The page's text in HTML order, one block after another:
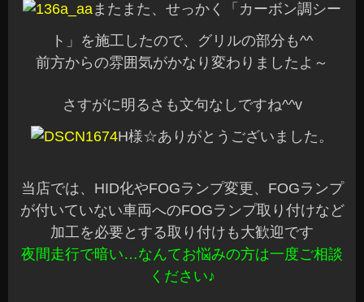
またまた、せっかく「カーボン調シー
ト」を施工したので、グリルの部分も^^
前方からの雰囲気がかなり変わりましたよ～
さすがに明るさも文句なしですね^^v
H様☆ありがとうございました。
当店では、HID化やFOGランプ変更、FOGランプ
が付いていない車両へのFOGランプ取り付けなど
加工を必要とする取り付けも大歓迎です
夜間走行で暗い…なんてお悩みの方は一度ご相談
ください♪